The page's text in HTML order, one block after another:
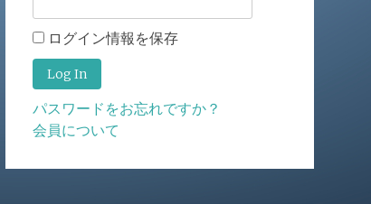
ログイン情報を保存
パスワードをお忘れですか？
会員について